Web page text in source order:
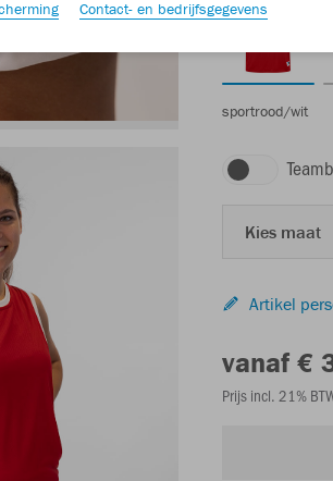
sportrood/wit
Kies maat
Artikel
vanaf €
Prijs incl. 21%
Contact- en bedrijfsgegevens